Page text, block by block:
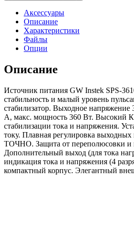
Аксессуары
Описание
Характеристики
Файлы
Опции
Описание
Источник питания GW Instek SPS-
стабильность и малый уровень
стабилизатор. Выходное
А, макс. мощность 360 Вт. Высокий
стабилизации тока и напряжения.
току. Плавная регулировка
ТОЧНО. Защита от переполюсовки и
Дополнительный выход (для тока
индикация тока и напряжения (4
компактный корпус. Элегантный